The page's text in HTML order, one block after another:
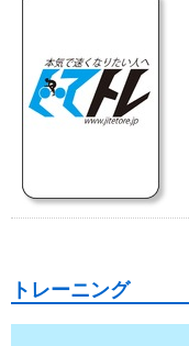
トレーニング